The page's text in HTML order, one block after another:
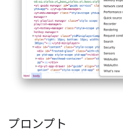
プロンプト